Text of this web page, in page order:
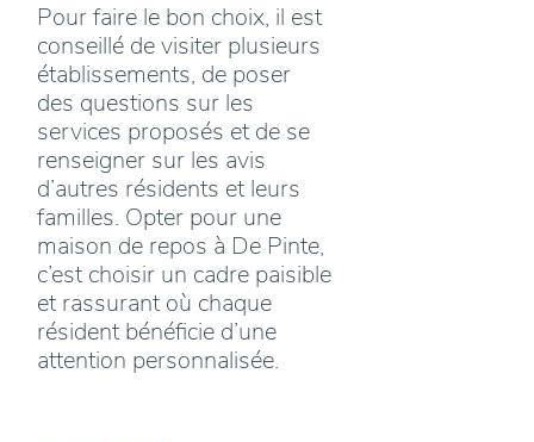
Pour faire le bon choix, il est
conseillé de visiter plusieurs
établissements, de poser
des questions sur les
services proposés et de se
renseigner sur les avis
d’autres résidents et leurs
familles. Opter pour une
maison de repos à De Pinte,
c’est choisir un cadre paisible
et rassurant où chaque
résident bénéficie d’une
attention personnalisée.